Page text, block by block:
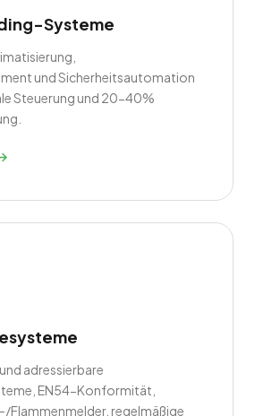
Systeme
und Sicherheitsautomation
Steuerung und 20-40%
adressierbare
EN54-Konformität,
Flammenmelder, regelmäßige